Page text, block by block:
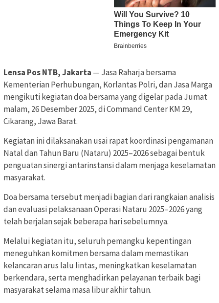
Lensa Pos NTB, Jakarta — Jasa Raharja bersama
Kementerian Perhubungan, Korlantas Polri, dan Jasa Marga
mengikuti kegiatan doa bersama yang digelar pada Jumat
malam, 26 Desember 2025, di Command Center KM 29,
Cikarang, Jawa Barat.
Kegiatan ini dilaksanakan usai rapat koordinasi pengamanan
Natal dan Tahun Baru (Nataru) 2025–2026 sebagai bentuk
penguatan sinergi antarinstansi dalam menjaga keselamatan
masyarakat.
Doa bersama tersebut menjadi bagian dari rangkaian analisis
dan evaluasi pelaksanaan Operasi Nataru 2025–2026 yang
telah berjalan sejak beberapa hari sebelumnya.
Melalui kegiatan itu, seluruh pemangku kepentingan
meneguhkan komitmen bersama dalam memastikan
kelancaran arus lalu lintas, meningkatkan keselamatan
berkendara, serta menghadirkan pelayanan terbaik bagi
masyarakat selama masa libur akhir tahun.